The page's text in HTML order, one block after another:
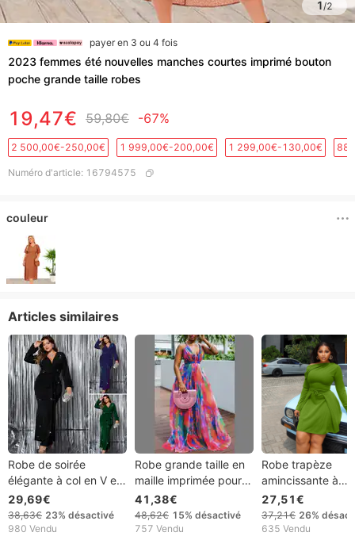
1/2
payer en 3 ou 4 fois
2023 femmes été nouvelles manches courtes imprimé bouton
poche grande taille robes
19,47€ 59,80€ -67%
2 500,00€-250,00€ 1 999,00€-200,00€ 1 299,00€-130,00€
Numéro d'article: 16794575
couleur
Articles similaires
Robe de soirée
élégante à col en V et
coupe sirène pour
femme - Robe de
banquet amincissante
29,69€
38,63€ 23% désactivé
980 Vendu
Robe grande taille en
maille imprimée pour
femmes, tenue de
banlieue grande taille
41,38€
48,62€ 15% désactivé
757 Vendu
Robe trapèze
amincissante à
épaules
taille haute, style
européen-
27,51€
37,21€ 26%
635 Vendu